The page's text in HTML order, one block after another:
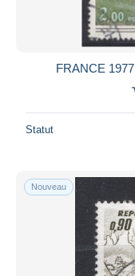
FRANCE
Statut
Nouveau